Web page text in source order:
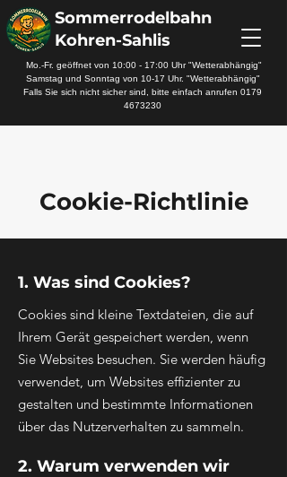
Sommerrodelbahn
Kohren-Sahlis
Mo.-Fr. geöffnet von 10:00 - 17:00 Uhr "Wetterabhängig"
Samstag und Sonntag von 10-17 Uhr. "Wetterabhängig"
Falls Sie sich nicht sicher sind, bitte einfach anrufen 0179
4673230
Cookie-Richtlinie
1. Was sind Cookies?
Cookies sind kleine Textdateien, die auf
Ihrem Gerät gespeichert werden, wenn
Sie Websites besuchen. Sie werden häufig
verwendet, um Websites effizienter zu
gestalten und bestimmte Informationen
über das Nutzerverhalten zu sammeln.
2. Warum verwenden wir